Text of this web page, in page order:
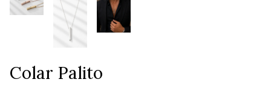
Colar Palito